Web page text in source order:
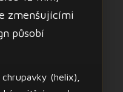
zmenšujícími
působí
(helix),